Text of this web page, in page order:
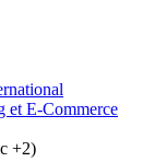
et E-Commerce
+2)